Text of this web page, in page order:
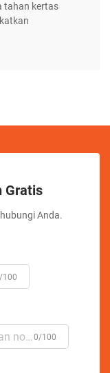
tahan kertas
Gratis
Anda.
100
0/100